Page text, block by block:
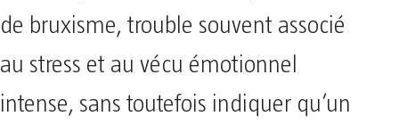
de bruxisme, trouble souvent associé
au stress et au vécu émotionnel
intense, sans toutefois indiquer qu’un